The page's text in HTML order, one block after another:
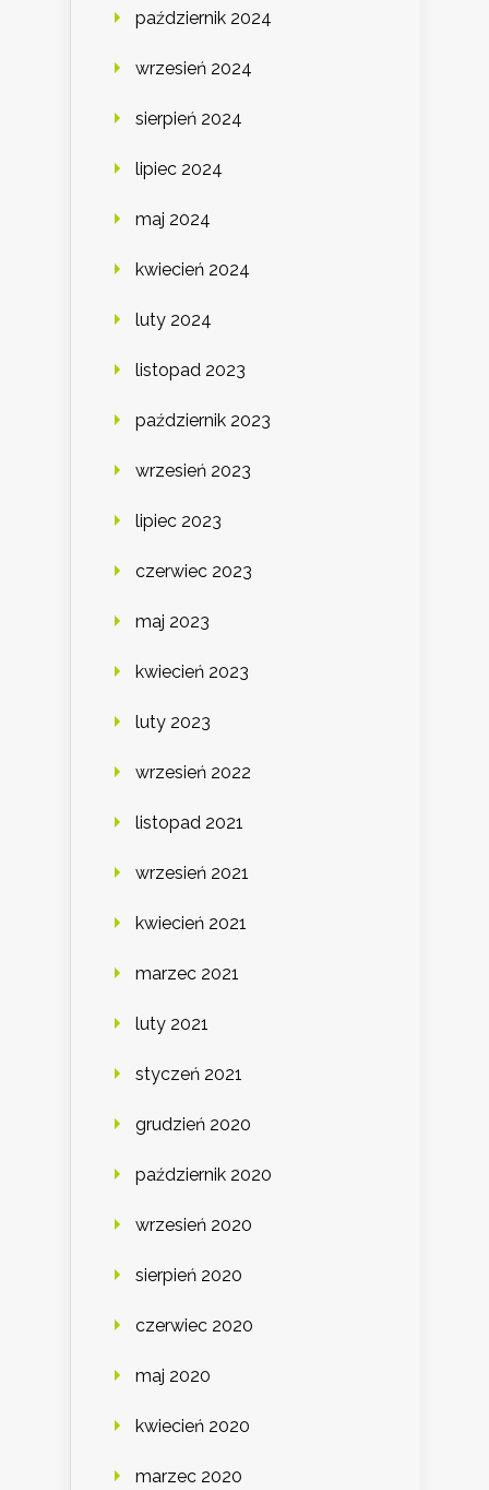
październik 2024
wrzesień 2024
sierpień 2024
lipiec 2024
maj 2024
kwiecień 2024
luty 2024
listopad 2023
październik 2023
wrzesień 2023
lipiec 2023
czerwiec 2023
maj 2023
kwiecień 2023
luty 2023
wrzesień 2022
listopad 2021
wrzesień 2021
kwiecień 2021
marzec 2021
luty 2021
styczeń 2021
grudzień 2020
październik 2020
wrzesień 2020
sierpień 2020
czerwiec 2020
maj 2020
kwiecień 2020
marzec 2020